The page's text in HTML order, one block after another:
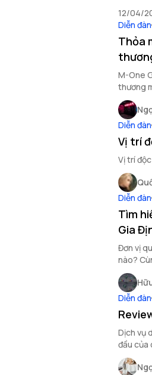
12/04/
Diễn đàn
Thỏa
M-One
thương
Diễn đàn
Vị trí
Vị trí
Diễn đàn
Tìm
Gia
Đơn vị
nào?
Diễn đàn
Dịch vụ
đầu của